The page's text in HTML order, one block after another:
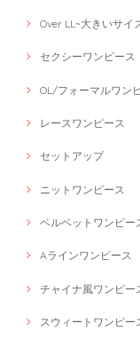
Over LL~大きいサイ
セクシーワンピース
OL/フォーマルワン
レースワンピース
セットアップ
ニットワンピース
ベルベットワンピー
Aラインワンピース
チャイナ風ワンピー
スウィートワンピー